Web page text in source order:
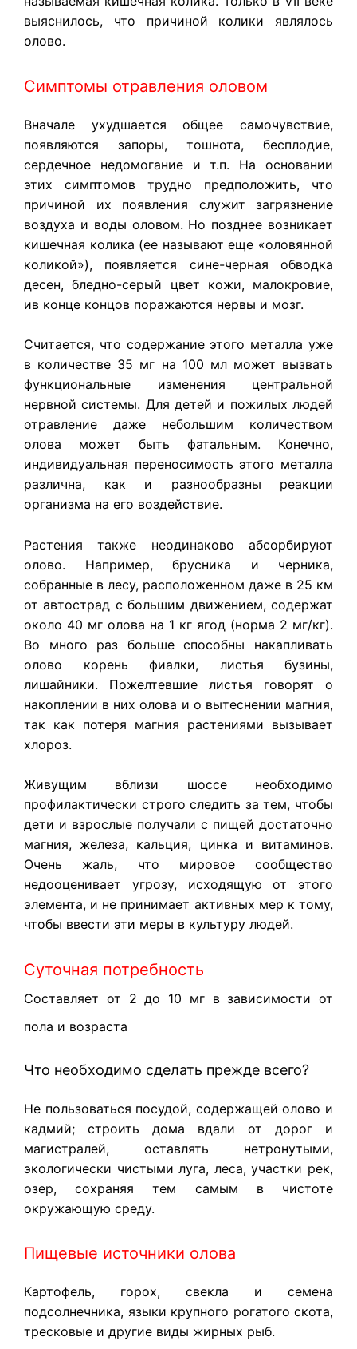
выяснилось, что причиной колики являлось
олово.
Симптомы отравления оловом
Вначале ухудшается общее самочувствие,
появляются запоры, тошнота, бесплодие,
сердечное недомогание и т.п. На основании
этих симптомов трудно предположить, что
причиной их появления служит загрязнение
воздуха и воды оловом. Но позднее возникает
кишечная колика (ее называют еще «оловянной
коликой»), появляется сине-черная обводка
десен, бледно-серый цвет кожи, малокровие,
ив конце концов поражаются нервы и мозг.
Считается, что содержание этого металла уже
в количестве 35 мг на 100 мл может вызвать
функциональные изменения центральной
нервной системы. Для детей и пожилых людей
отравление даже небольшим количеством
олова может быть фатальным. Конечно,
индивидуальная переносимость этого металла
различна, как и разнообразны реакции
организма на его воздействие.
Растения также неодинаково абсорбируют
олово. Например, брусника и черника,
собранные в лесу, расположенном даже в 25 км
от автострад с большим движением, содержат
около 40 мг олова на 1 кг ягод (норма 2 мг/кг).
Во много раз больше способны накапливать
олово корень фиалки, листья бузины,
лишайники. Пожелтевшие листья говорят о
накоплении в них олова и о вытеснении магния,
так как потеря магния растениями вызывает
хлороз.
Живущим вблизи шоссе необходимо
профилактически строго следить за тем, чтобы
дети и взрослые получали с пищей достаточно
магния, железа, кальция, цинка и витаминов.
Очень жаль, что мировое сообщество
недооценивает угрозу, исходящую от этого
элемента, и не принимает активных мер к тому,
чтобы ввести эти меры в культуру людей.
Суточная потребность
Составляет от 2 до 10 мг в зависимости от
пола и возраста
Что необходимо сделать прежде всего?
Не пользоваться посудой, содержащей олово и
кадмий; строить дома вдали от дорог и
магистралей, оставлять нетронутыми,
экологически чистыми луга, леса, участки рек,
озер, сохраняя тем самым в чистоте
окружающую среду.
Пищевые источники олова
Картофель, горох, свекла и семена
подсолнечника, языки крупного рогатого скота,
тресковые и другие виды жирных рыб.